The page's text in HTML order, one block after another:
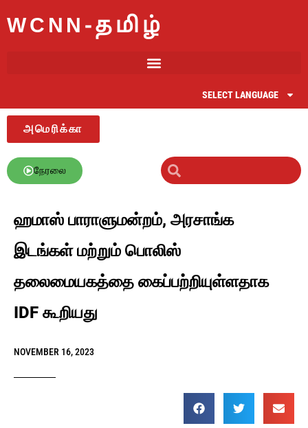
WCNN-தமிழ்
SELECT LANGUAGE
அமெரிக்கா
நேரலை
ஹமாஸ் பாராளுமன்றம், அரசாங்க
இடங்கள் மற்றும் பொலிஸ்
தலைமையகத்தை கைப்பற்றியுள்ளதாக
IDF கூறியது
NOVEMBER 16, 2023